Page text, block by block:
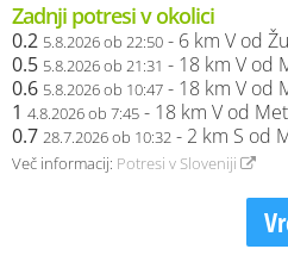
Zadnji potresi v okolici
0.2 5.8.2026 ob 22:50 - 6 km V od
0.5 5.8.2026 ob 21:31 - 18 km V od
0.6 5.8.2026 ob 10:47 - 18 km V od
1 4.8.2026 ob 7:45 - 18 km V od
0.7 28.7.2026 ob 10:32 - 2 km S od
Več informacij: Potresi v Sloveniji